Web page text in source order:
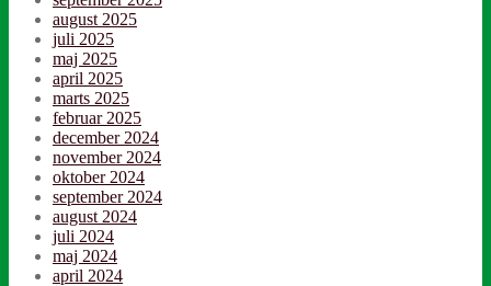
august 2025
juli 2025
maj 2025
april 2025
marts 2025
februar 2025
december 2024
november 2024
oktober 2024
september 2024
august 2024
juli 2024
maj 2024
april 2024